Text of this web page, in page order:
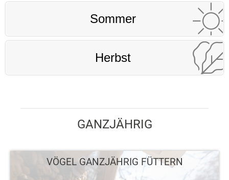
Sommer
Herbst
GANZJÄHRIG
VÖGEL GANZJÄHRIG FÜTTERN